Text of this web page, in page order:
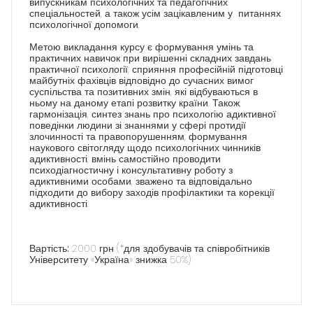
спеціальностей, а також усім зацікавленим у питаннях
психологічної допомоги.
Метою викладання курсу є формування умінь та
практичних навичок при вирішенні складних завдань
практичної психології; сприяння професійній підготовці
майбутніх фахівців відповідно до сучасних вимог
суспільства та позитивних змін, які відбуваються в
ньому на даному етапі розвитку країни. Також,
гармонізація, синтез знань про психологію адиктивної
поведінки людини зі знаннями у сфері протидії
злочинності та правопорушенням; формування
наукового світогляду щодо психологічних чинників
адиктивності, вмінь самостійно проводити
психодіагностичну і консультативну роботу з
адиктивними особами, зважено та відповідально
підходити до вибору заходів профілактики та корекції
адиктивності.
Вартість: 2000 грн (*для здобувачів та співробітників
Університету «Україна» знижка 50%)